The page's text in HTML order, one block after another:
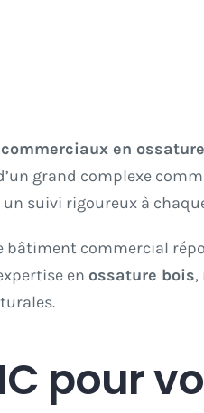
en
grand complexe
suivi rigoureux à
bâtiment commercial
en ossature bois,
pour